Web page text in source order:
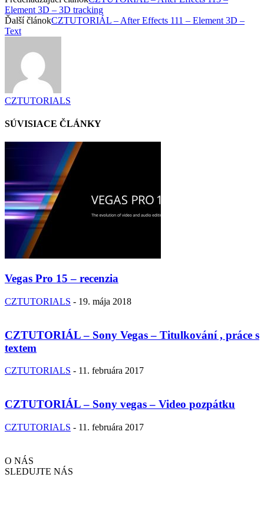
Element 3D – 3D tracking
Ďalší článokCZTUTORIÁL – After Effects 111 – Element 3D –
Text
CZTUTORIALS
SÚVISIACE ČLÁNKY
Vegas Pro 15 – recenzia
CZTUTORIALS - 19. mája 2018
CZTUTORIÁL – Sony Vegas – Titulkování , práce s
textem
CZTUTORIALS - 11. februára 2017
CZTUTORIÁL – Sony vegas – Video pozpátku
CZTUTORIALS - 11. februára 2017
O NÁS
SLEDUJTE NÁS